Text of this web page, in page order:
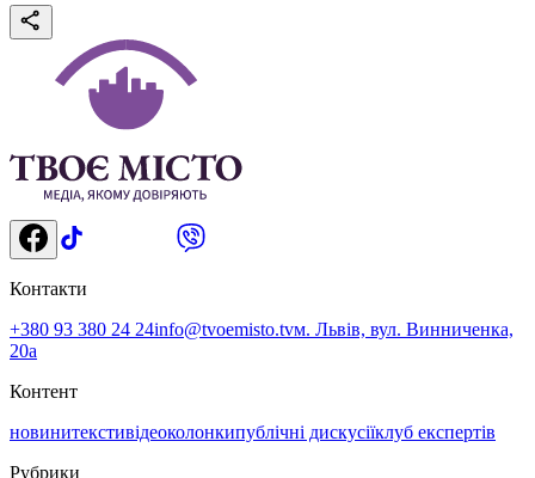
Контакти
+380 93 380 24 24info@tvoemisto.tvм. Львів, вул. Винниченка,
20а
Контент
новинитекстивідеоколонкипублічні дискусіїклуб експертів
Рубрики